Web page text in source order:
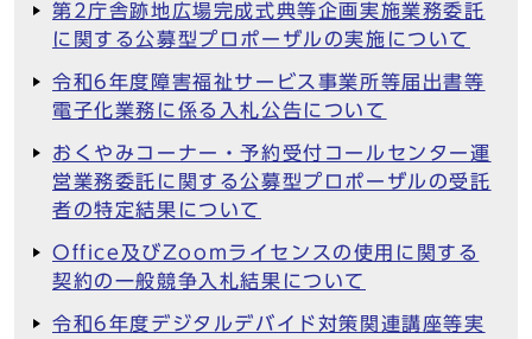
第2庁舎跡地広場完成式典等企画実施業務委託
に関する公募型プロポーザルの実施について
令和6年度障害福祉サービス事業所等届出書等
電子化業務に係る入札公告について
おくやみコーナー・予約受付コールセンター運
営業務委託に関する公募型プロポーザルの受託
者の特定結果について
Office及びZoomライセンスの使用に関する
契約の一般競争入札結果について
令和6年度デジタルデバイド対策関連講座等実